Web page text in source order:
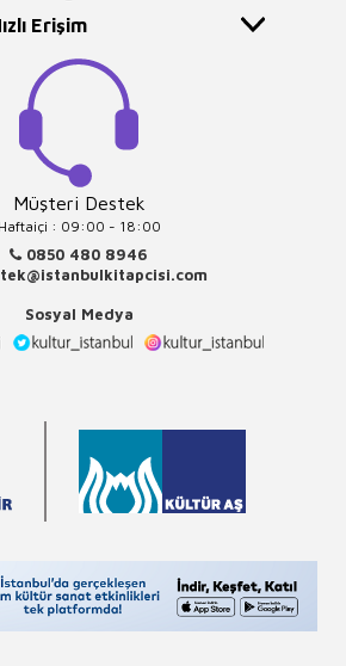
Erişim
Müşteri Destek
Haftaiçi : 09:00 - 18:00
0850 480 8946
Sosyal Medya